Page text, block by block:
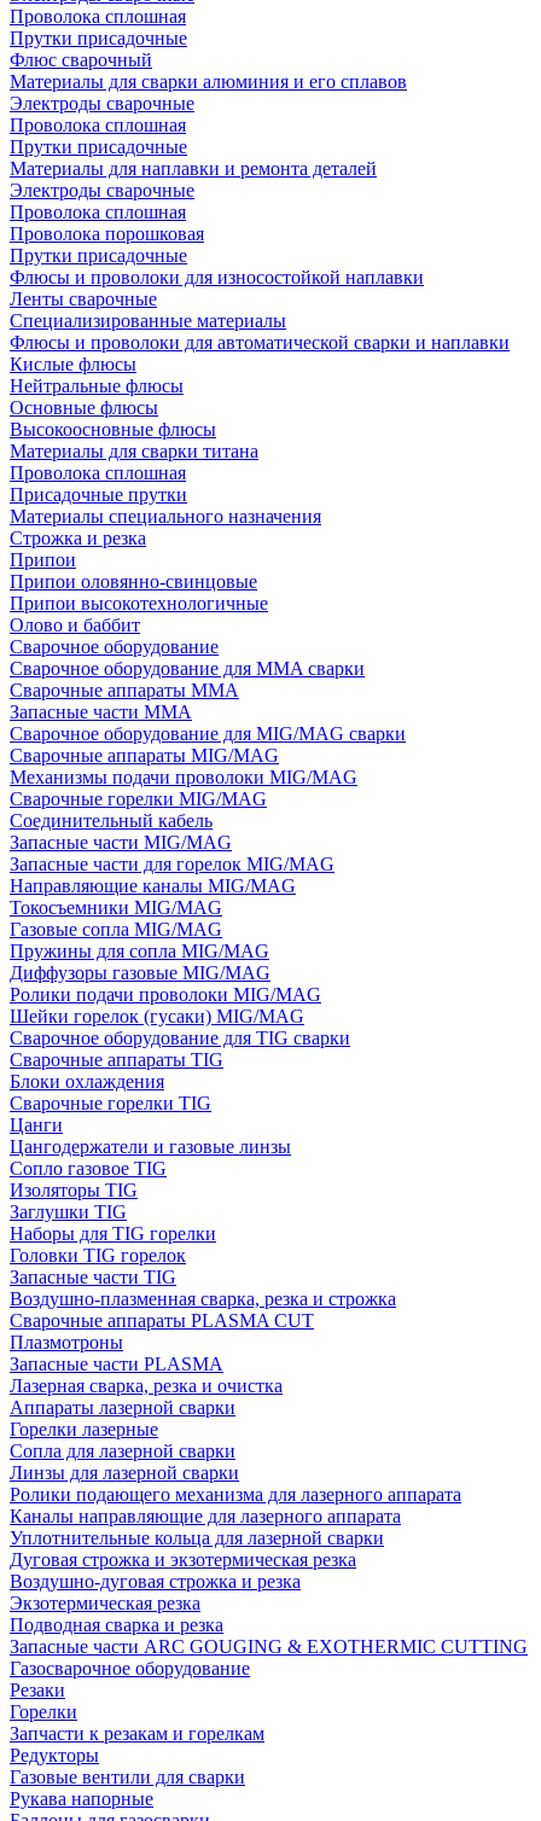
Проволока сплошная
Прутки присадочные
Флюс сварочный
Материалы для сварки алюминия и его сплавов
Электроды сварочные
Проволока сплошная
Прутки присадочные
Материалы для наплавки и ремонта деталей
Электроды сварочные
Проволока сплошная
Проволока порошковая
Прутки присадочные
Флюсы и проволоки для износостойкой наплавки
Ленты сварочные
Специализированные материалы
Флюсы и проволоки для автоматической сварки и наплавки
Кислые флюсы
Нейтральные флюсы
Основные флюсы
Высокоосновные флюсы
Материалы для сварки титана
Проволока сплошная
Присадочные прутки
Материалы специального назначения
Строжка и резка
Припои
Припои оловянно-свинцовые
Припои высокотехнологичные
Олово и баббит
Сварочное оборудование
Сварочное оборудование для MMA сварки
Сварочные аппараты MMA
Запасные части MMA
Сварочное оборудование для MIG/MAG сварки
Сварочные аппараты MIG/MAG
Механизмы подачи проволоки MIG/MAG
Сварочные горелки MIG/MAG
Соединительный кабель
Запасные части MIG/MAG
Запасные части для горелок MIG/MAG
Направляющие каналы MIG/MAG
Токосъемники MIG/MAG
Газовые сопла MIG/MAG
Пружины для сопла MIG/MAG
Диффузоры газовые MIG/MAG
Ролики подачи проволоки MIG/MAG
Шейки горелок (гусаки) MIG/MAG
Сварочное оборудование для TIG сварки
Сварочные аппараты TIG
Блоки охлаждения
Сварочные горелки TIG
Цанги
Цангодержатели и газовые линзы
Сопло газовое TIG
Изоляторы TIG
Заглушки TIG
Наборы для TIG горелки
Головки TIG горелок
Запасные части TIG
Воздушно-плазменная сварка, резка и строжка
Сварочные аппараты PLASMA CUT
Плазмотроны
Запасные части PLASMA
Лазерная сварка, резка и очистка
Аппараты лазерной сварки
Горелки лазерные
Сопла для лазерной сварки
Линзы для лазерной сварки
Ролики подающего механизма для лазерного аппарата
Каналы направляющие для лазерного аппарата
Уплотнительные кольца для лазерной сварки
Дуговая строжка и экзотермическая резка
Воздушно-дуговая строжка и резка
Экзотермическая резка
Подводная сварка и резка
Запасные части ARC GOUGING & EXOTHERMIC CUTTING
Газосварочное оборудование
Резаки
Горелки
Запчасти к резакам и горелкам
Редукторы
Газовые вентили для сварки
Рукава напорные